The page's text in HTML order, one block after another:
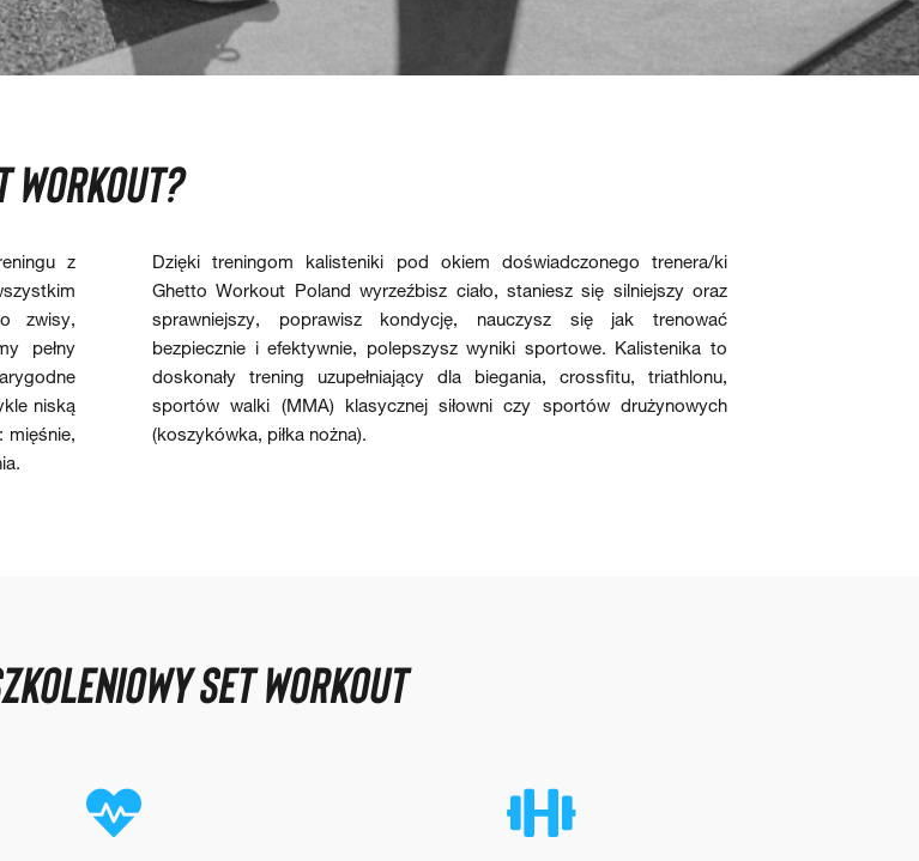
z
zwisy,
pełny
niską
mięśnie,
Dzięki treningom kalisteniki pod okiem doświadczonego trenera/ki
Ghetto Workout Poland wyrzeźbisz ciało, staniesz się silniejszy oraz
sprawniejszy, poprawisz kondycję, nauczysz się jak trenować
bezpiecznie i efektywnie, polepszysz wyniki sportowe. Kalistenika to
doskonały trening uzupełniający dla biegania, crossfitu, triathlonu,
sportów walki (MMA) klasycznej siłowni czy sportów drużynowych
(koszykówka, piłka nożna).
SET WORKOUT